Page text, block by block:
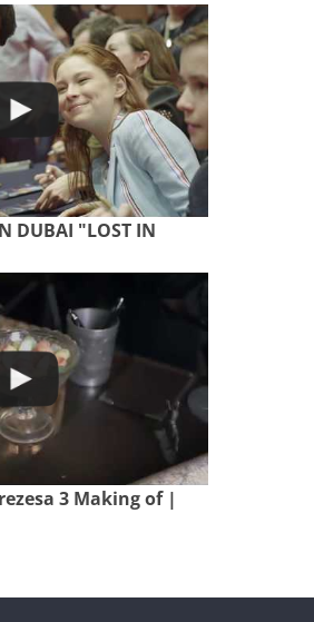
DUBAI "LOST IN
3 Making of |